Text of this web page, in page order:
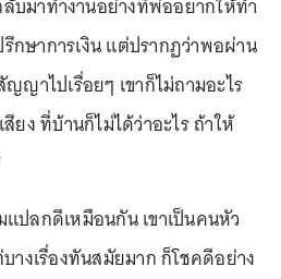
ษาการเงิน แต่ปรากฏว่าพอผ่าน
ญาไปเรื่อยๆ เขาก็ไม่ถามอะไร
ยง ที่บ้านก็ไม่ได้ว่าอะไร ถ้าให้
ปลกดีเหมือนกัน เขาเป็นคนหัว
างเรื่องทันสมัยมาก ก็โชคดีอย่าง